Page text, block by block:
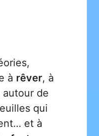
à rêver, à
autour de
qui
et à